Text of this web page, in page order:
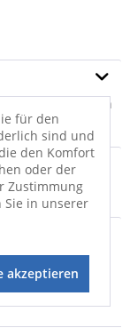
Für Platten
für den
sind und
den Komfort
oder der
Zustimmung
Sie in unserer
akzeptieren